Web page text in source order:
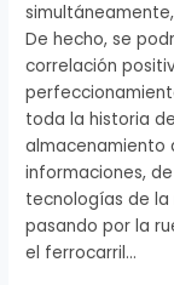
De hecho, se
correlación
toda la historia
almacenamiento
informaciones,
tecnologías de
pasando por la
el ferrocarril…